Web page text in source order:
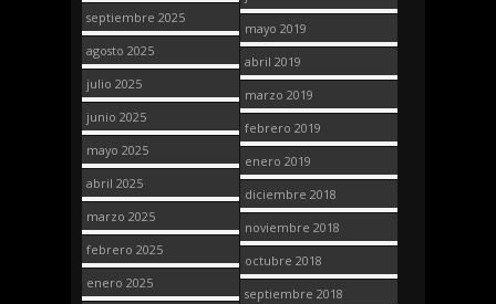
septiembre 2025
agosto 2025
julio 2025
junio 2025
mayo 2025
abril 2025
marzo 2025
febrero 2025
enero 2025
mayo 2019
abril 2019
marzo 2019
febrero 2019
enero 2019
diciembre 2018
noviembre 2018
octubre 2018
septiembre 2018